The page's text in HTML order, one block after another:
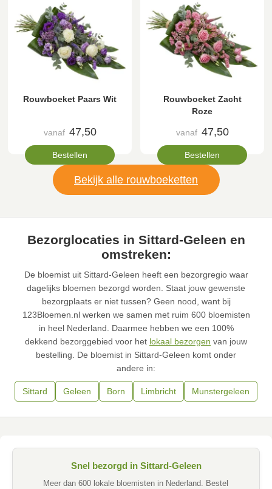
Rouwboeket Paars Wit
vanaf 47,50
Bestellen
Rouwboeket Zacht
Roze
vanaf 47,50
Bestellen
Bekijk alle rouwboeketten
Bezorglocaties in Sittard-Geleen en
omstreken:
De bloemist uit Sittard-Geleen heeft een bezorgregio waar
dagelijks bloemen bezorgd worden. Staat jouw gewenste
bezorgplaats er niet tussen? Geen nood, want bij
123Bloemen.nl werken we samen met ruim 600 bloemisten
in heel Nederland. Daarmee hebben we een 100%
dekkend bezorggebied voor het lokaal bezorgen van jouw
bestelling. De bloemist in Sittard-Geleen komt onder
andere in:
Sittard Geleen Born Limbricht Munstergeleen
Snel bezorgd in Sittard-Geleen
Meer dan 600 lokale bloemisten in Nederland. Bestel